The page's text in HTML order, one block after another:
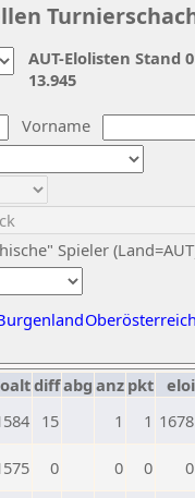
Vorname
Spieler
Oberösterreich
AUT-Elolisten Stand
13.945
diffabg anz pkt eloi
15 1 1 1678
0 0 0 0